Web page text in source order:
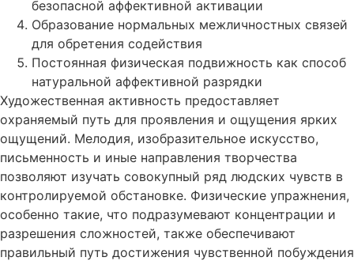
безопасной аффективной активации
Образование нормальных межличностных связей
для обретения содействия
Постоянная физическая подвижность как способ
натуральной аффективной разрядки
Художественная активность предоставляет
охраняемый путь для проявления и ощущения ярких
ощущений. Мелодия, изобразительное искусство,
письменность и иные направления творчества
позволяют изучать совокупный ряд людских чувств в
контролируемой обстановке. Физические упражнения,
особенно такие, что подразумевают концентрации и
разрешения сложностей, также обеспечивают
правильный путь достижения чувственной побуждения